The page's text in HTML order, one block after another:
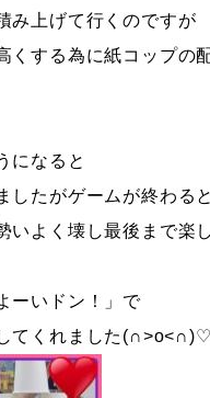
み上げて行くのですが
くする為に紙コップの
になると
したがゲームが終わると
いよく壊し最後まで
ーいドン！」で
てくれました(∩˃o˂∩)♡